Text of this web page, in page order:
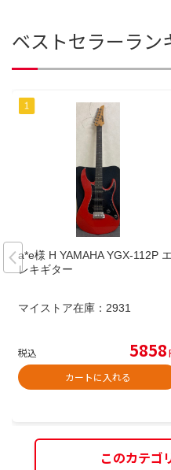
ベストセラーラン
a*e様 H YAMAHA YGX-112P エ
レキギター
マイストア在庫： 2931
税込 5858
カートに入れる
このカテゴ